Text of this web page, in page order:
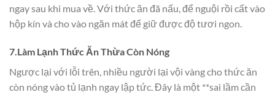
ngay sau khi mua về. Với thức ăn đã nấu, để nguội rồi cất vào
hộp kín và cho vào ngăn mát để giữ được độ tươi ngon.
7.Làm Lạnh Thức Ăn Thừa Còn Nóng
Ngược lại với lỗi trên, nhiều người lại vội vàng cho thức ăn
còn nóng vào tủ lạnh ngay lập tức. Đây là một **sai lầm cần